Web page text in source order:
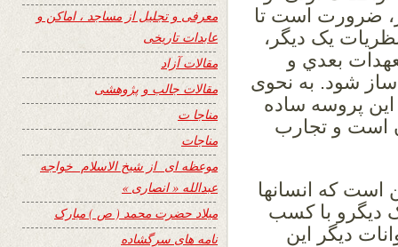
ضرورت است تا
یک دیگر،
بعدي و
شود. به نحوی
پروسه ساده
است و تجارب
است که انسانها
دیگرو با کسب
دیگر این
معرفی و تجلیل از مساجد ، اماکن و
عابدات تاریخی
مقالات آزاد
مقالات جالب و پژوهشی
مناجا ت
مناجات
موعظه ای از شیخ الاسلام خواجه
عبدالله « انصاری »
میلاد حضرت محمد ( ص ) مبارک
نامه های سرگشاده